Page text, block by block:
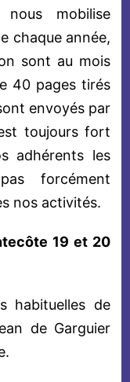
mobilise
chaque année,
sont au mois
40 pages tirés
envoyés par
toujours fort
adhérents les
forcément
nos activités.
19 et 20
habituelles de
de Garguier